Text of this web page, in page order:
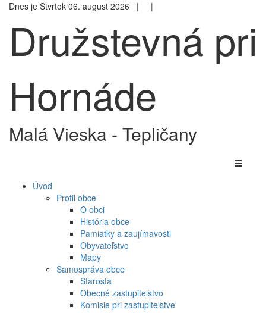
Dnes je Štvrtok 06. august 2026 | |
Družstevná pri
Hornáde
Malá Vieska - Tepličany
Úvod
Profil obce
O obci
História obce
Pamiatky a zaujímavosti
Obyvateľstvo
Mapy
Samospráva obce
Starosta
Obecné zastupiteľstvo
Komisie pri zastupiteľstve